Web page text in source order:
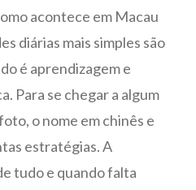
acontece em Macau
diárias mais simples são
é aprendizagem e
Para se chegar a algum
o nome em chinês e
estratégias. A
tudo e quando falta